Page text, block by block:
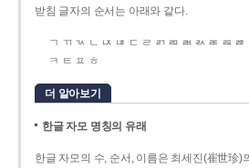
받침 글자의 순서는 아래와 같다.
ㄱ ㄲ ㄳ ㄴ ㄵ ㄶ ㄷ ㄹ ㄺ ㄻ ㄼ ㄽ ㄾ ㄿ
ㅋ ㅌ ㅍ ㅎ
더 알아보기
한글 자모 명칭의 유래
한글 자모의 수, 순서, 이름은 최세진(崔世珍)